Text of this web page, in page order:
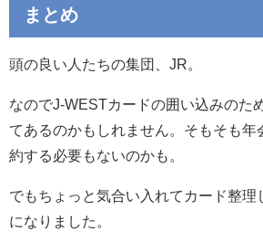
まとめ
頭の良い人たちの集団、JR。
なのでJ-WESTカードの囲い込みのた
てあるのかもしれません。そもそも年
約する必要もないのかも。
でもちょっと気合い入れてカード整理
になりました。